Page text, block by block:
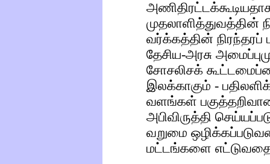
முதலாளித்துவத்தின்
வர்க்கத்தின்
தேசிய-அரசு
சோசலிசக்
இலக்காகும் -
வளங்கள்
அபிவிருத்தி
வறுமை
மட்டங்களை